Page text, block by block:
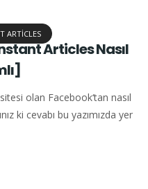
ARTICLES
Articles Nasıl
olan Facebook‘tan nasıl
ki cevabı bu yazımızda yer